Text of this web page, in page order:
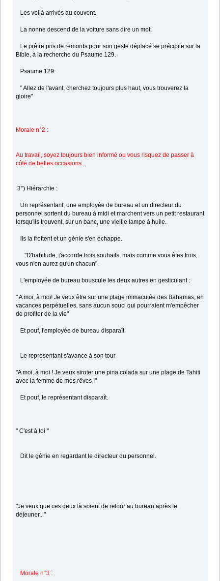
Les voilà arrivés au couvent.
La nonne descend de la voiture sans dire un mot.
Le prêtre pris de remords pour son geste déplacé se précipite sur la
Bible, à la recherche du Psaume 129.
Psaume 129:
" Allez de l'avant, cherchez toujours plus haut, vous trouverez la
gloire"
Morale n°2 :
Au travail, soyez toujours bien informé ou vous risquez de passer à
côté de belles occasions...
3°) Hiérarchie :
Un représentant, une employée de bureau et un directeur du
personnel sortent du bureau à midi et marchent vers un petit restaurant
lorsqu'ils trouvent, sur un banc, une vieille lampe à huile.
Ils la frottent et un génie s'en échappe.
"D'habitude, j'accorde trois souhaits, mais comme vous êtes trois,
vous n'en aurez qu'un chacun".
L'employée de bureau bouscule les deux autres en gesticulant :
" A moi, à moi! Je veux être sur une plage immaculée des Bahamas, en
vacances perpétuelles, sans aucun souci qui pourraient m'empêcher
de profiter de la vie"
Et pouf, l'employée de bureau disparaît.
Le représentant s'avance à son tour
"A moi, à moi ! Je veux siroter une pina colada sur une plage de Tahiti
avec la femme de mes rêves !"
Et pouf, le représentant disparaît.
" C'est à toi "
Dit le génie en regardant le directeur du personnel.
"Je veux que ces deux là soient de retour au bureau après le
déjeuner..."
Morale n°3 :